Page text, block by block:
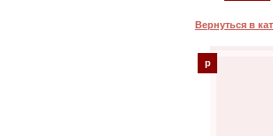
Вернуться в
p